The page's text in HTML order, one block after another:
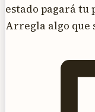
estado pagará
Arregla algo que